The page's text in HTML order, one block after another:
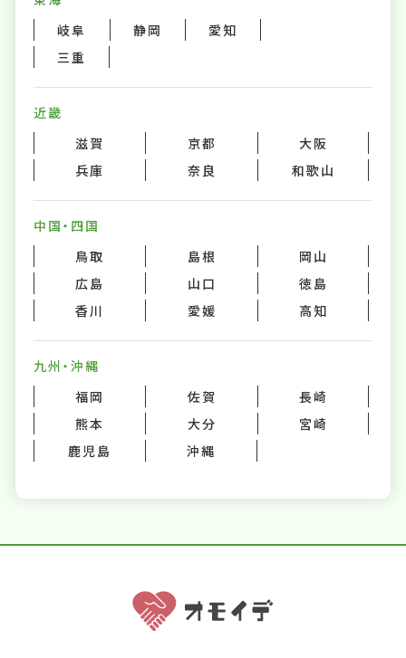
岐阜
静岡
愛知
三重
近畿
滋賀
京都
大阪
兵庫
奈良 和歌山
中国・四国
鳥取
島根
岡山
広島
山口
徳島
香川
愛媛 高知
九州・沖縄
福岡
佐賀
長崎
熊本
大分
宮崎
鹿児島
沖縄